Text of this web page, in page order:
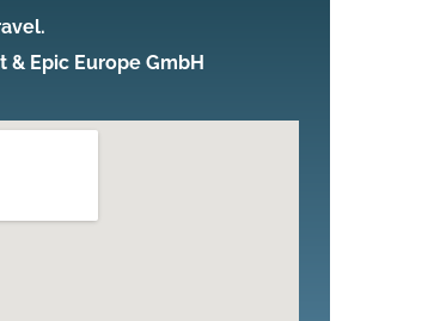
& Epic Europe GmbH